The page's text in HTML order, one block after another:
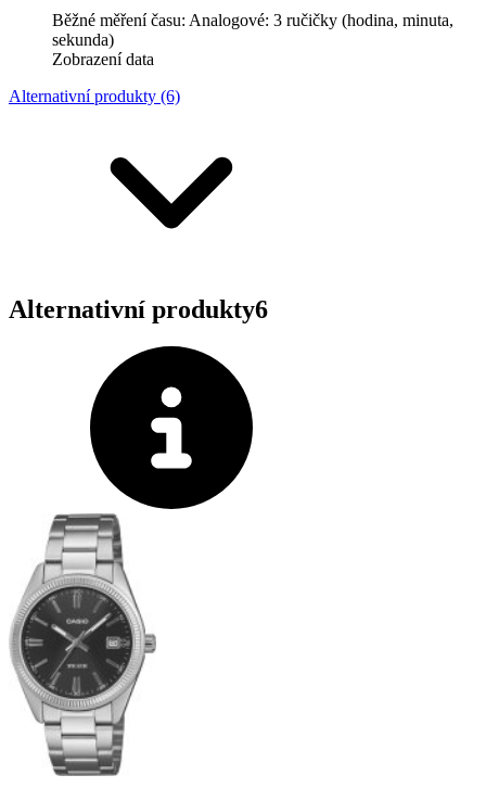
Běžné měření času: Analogové: 3 ručičky (hodina, minuta,
sekunda)
Zobrazení data
Alternativní produkty (6)
Alternativní produkty6